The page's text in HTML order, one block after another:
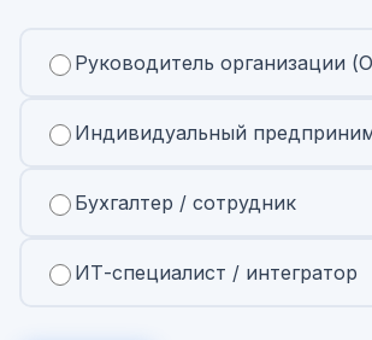
Руководитель организации
Индивидуальный
Бухгалтер / сотрудник
ИТ-специалист / интегратор